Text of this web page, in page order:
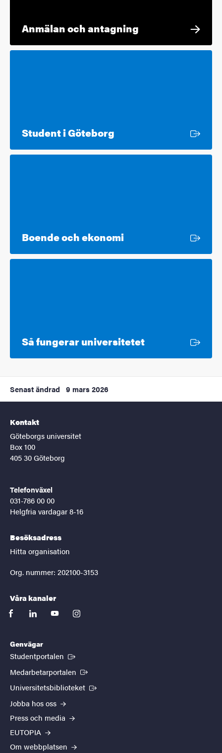
Anmälan och antagning
Student i Göteborg
Boende och ekonomi
Så fungerar universitetetExtern länk
Senast ändrad 9 mars 2026
Kontakt
Göteborgs universitet
Box 100
405 30 Göteborg
Telefonväxel
031-786 00 00
Helgfria vardagar 8-16
Besöksadress
Hitta organisation
Org. nummer: 202100-3153
Våra kanaler
facebooklinkedinyoutubeinstagram
Genvägar
Studentportalen (Extern länk)
Medarbetarportalen (Extern länk)
Universitetsbiblioteket (Extern länk)
Jobba hos oss
Press och media
EUTOPIA
Om webbplatsen